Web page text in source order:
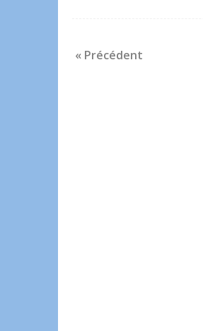
« Précédent